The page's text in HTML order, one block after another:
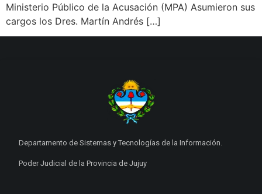
Ministerio Público de la Acusación (MPA) Asumieron sus
cargos los Dres. Martín Andrés […]
Departamento de Sistemas y Tecnologías de la Información.
Poder Judicial de la Provincia de Jujuy